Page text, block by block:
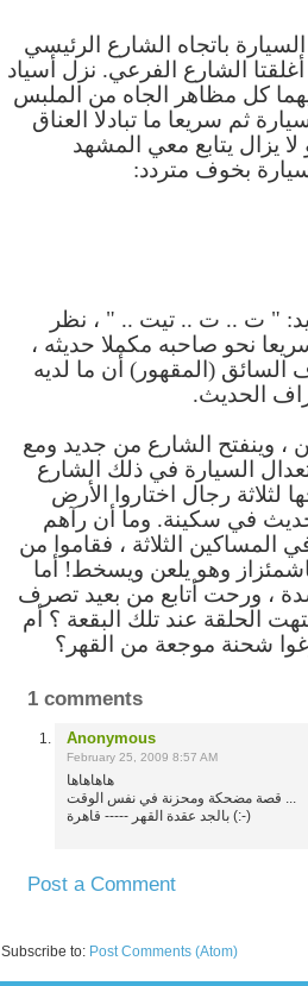
باتجاه الشارع الرئيسي
الشارع الفرعي. نزل أسياد
كل مظاهر الجاه من الملبس
ثم سريعا ما تبادلا العناق
يزال يتابع معي المشهد
بخوف متردد:
" ت .. ت .. تيت .. " ، نظر
نحو صاحبه مكملا حديثه ،
(المقهور) أن ما لديه
الحديث.
، وينفتح الشارع من جديد ومع
السيارة في ذلك الشارع
رجال اختاروا الأرض
في سكينة. وما أن رآهم
الثلاثة ، فقاموا من
وهو يلعن ويسخط! أما
، ورحت أتابع من بعيد تصرف
الحلقة عند تلك البقعة ؟ أم
شحنة موجعة من القهر؟
1 comments
Anonymous
February 25, 2009 8:57 AM
هاهاهاها
قصة مضحكة ومحزنة في نفس الوقت ...
بالجد عقدة القهر ----- قاهرة (:-)
Post a Comment
Subscribe to: Post Comments (Atom)